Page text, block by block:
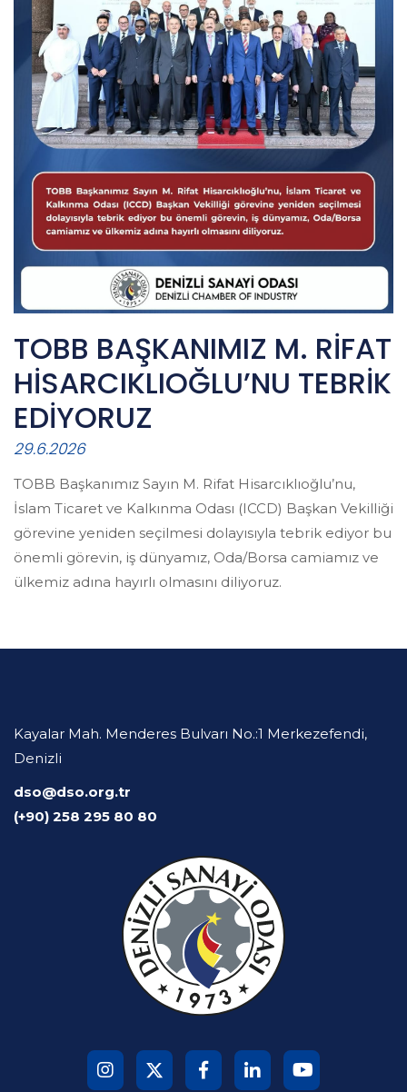
TOBB BAŞKANIMIZ M. RİFAT
HİSARCIKLIOĞLU’NU TEBRİK
EDİYORUZ
29.6.2026
TOBB Başkanımız Sayın M. Rifat Hisarcıklıoğlu’nu,
İslam Ticaret ve Kalkınma Odası (ICCD) Başkan Vekilliği
görevine yeniden seçilmesi dolayısıyla tebrik ediyor bu
önemli görevin, iş dünyamız, Oda/Borsa camiamız ve
ülkemiz adına hayırlı olmasını diliyoruz.
Kayalar Mah. Menderes Bulvarı No.:1 Merkezefendi,
Denizli
dso@dso.org.tr
(+90) 258 295 80 80